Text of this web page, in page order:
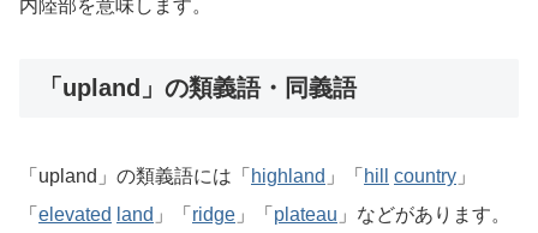
内陸部を意味します。
「upland」の類義語・同義語
「upland」の類義語には「 highland 」「 hill country 」
「 elevated land 」「 ridge 」「 plateau 」などがあります。